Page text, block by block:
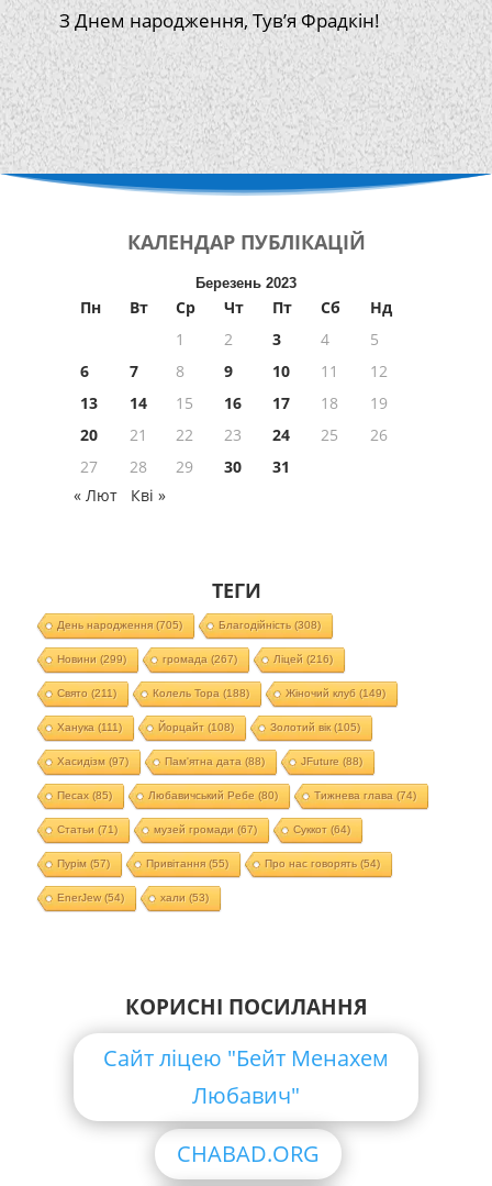
З Днем народження, Тув’я Фрадкін!
КАЛЕНДАР ПУБЛІКАЦІЙ
Березень 2023
Пн Вт Ср Чт Пт Сб
Нд
1
2 3 4
5
6
7 8 9 10 11
12
13
14 15 16 17 18
19
20
21 22 23 24 25
26
27
28 29 30
31
« Лют
Кві »
ТЕГИ
День народження(705) Благодійність (308)
Новини (299) громада (267) Ліцей (216)
Свято (211) Колель Тора (188) Жіночий клуб (149)
Ханука (111) Йорцайт (108) Золотий вік(105)
Хасидізм (97) Пам'ятна дата (88) JFuture (88)
Песах(85) Любавичський Ребе (80) Тижнева глава (74)
Статьи (71) музей громади (67) Суккот (64)
Пурім (57) Привітання(55) Про нас говорять (54)
EnerJew(54) хали (53)
КОРИСНІ ПОСИЛАННЯ
Сайт ліцею "Бейт Менахем
Любавич"
CHABAD.ORG